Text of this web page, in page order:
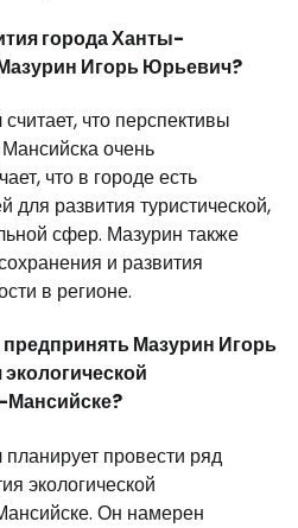
города Ханты-
Игорь Юрьевич?
что перспективы
очень
что в городе есть
для развития туристической,
сфер. Мазурин также
и развития
в регионе.
Мазурин Игорь
Мансийске?
провести ряд
экологической
Он намерен